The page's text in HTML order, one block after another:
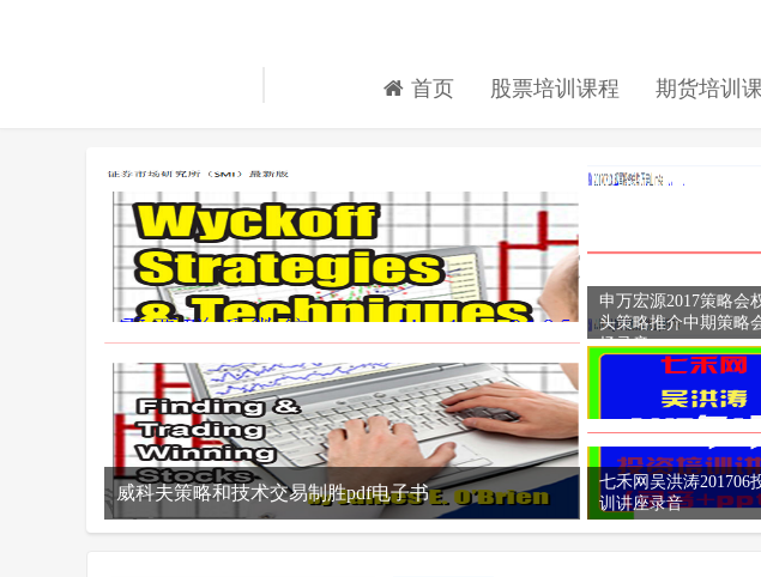
首页 股票培训课程 期货培训
威科夫策略和技术交易制胜pdf电子书
申万宏源2017策略会
头策略推介中期策略
场录音
七禾网吴洪涛201706
训讲座录音